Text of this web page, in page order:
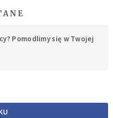
Pomodlimy się w Twojej